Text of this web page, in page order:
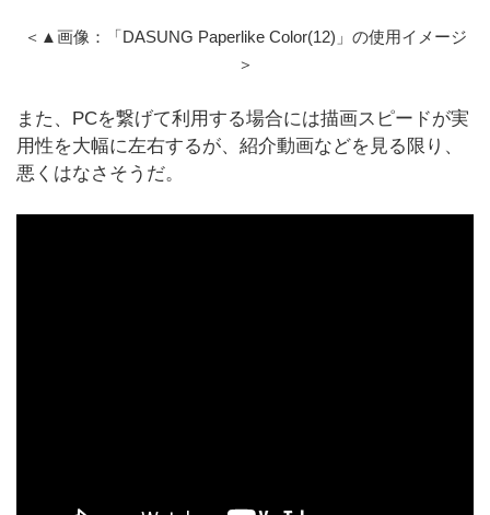
＜▲画像：「DASUNG Paperlike Color(12)」の使用イメージ
＞
また、PCを繋げて利用する場合には描画スピードが実
用性を大幅に左右するが、紹介動画などを見る限り、
悪くはなさそうだ。